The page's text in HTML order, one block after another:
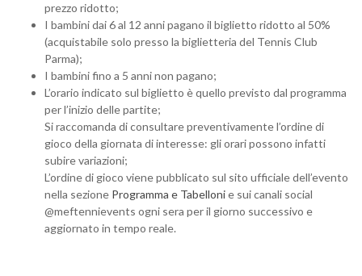
prezzo ridotto;
I bambini dai 6 al 12 anni pagano il biglietto ridotto al 50%
(acquistabile solo presso la biglietteria del Tennis Club
Parma);
I bambini fino a 5 anni non pagano;
L’orario indicato sul biglietto è quello previsto dal programma
per l’inizio delle partite;
Si raccomanda di consultare preventivamente l’ordine di
gioco della giornata di interesse: gli orari possono infatti
subire variazioni;
L’ordine di gioco viene pubblicato sul sito ufficiale dell’evento
nella sezione Programma e Tabellonie sui canali social
@meftennievents ogni sera per il giorno successivo e
aggiornato in tempo reale.